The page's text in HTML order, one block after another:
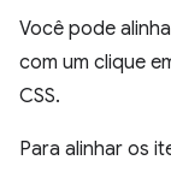
Você pode
com um clique
CSS.
Para alinhar os